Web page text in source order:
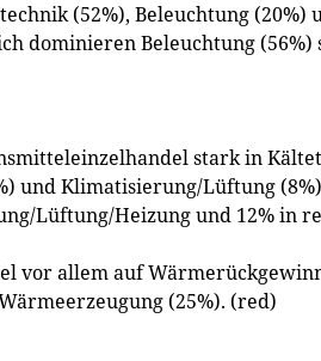
(52%), Beleuchtung (20%)
dominieren Beleuchtung (56%)
stark in
und Klimatisierung/Lüftung
Lüftung/Heizung und 12% in
vor allem auf
(25%). (red)